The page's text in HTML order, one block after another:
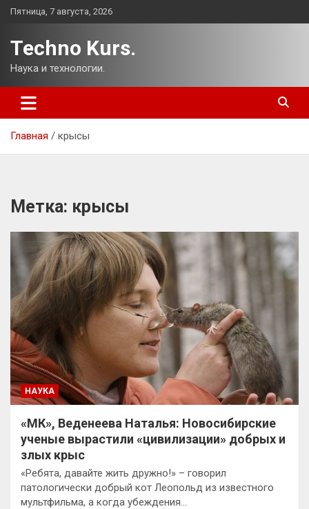
Перейти
Пятница, 7 августа, 2026
Techno Kurs.
Наука и технологии.
Главная крысы
Метка: крысы
НАУКА
«МК», Веденеева Наталья: Новосибирские
ученые вырастили «цивилизации» добрых и
злых крыс
«Ребята, давайте жить дружно!» – говорил
патологически добрый кот Леопольд из известного
мультфильма, а когда убеждения…